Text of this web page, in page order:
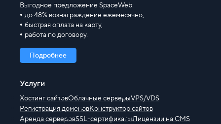
Выгодное предложение SpaceWeb:
до 48% вознаграждение ежемесячно,
быстрая оплата на карту,
работа по договору.
Подробнее
Услуги
Хостинг сайтовОблачные серверыVPS/VDS
Регистрация доменовКонструктор сайтов
Аренда серверовSSL-сертификатыЛицензии на CMS